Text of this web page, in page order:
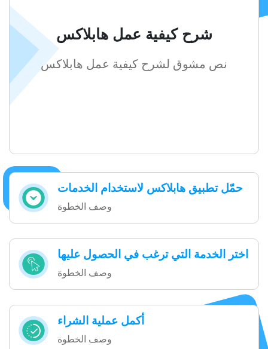
حمّل تطبيق هابلاكس لاستخدام الخدمات
وصف الخطوة
اختر الخدمة التي ترغب في الحصول عليها
وصف الخطوة
أكمل عملية الشراء
وصف الخطوة
شرح كيفية عمل هابلاكس
نص مشوق لشرح كيفية عمل هابلاكس